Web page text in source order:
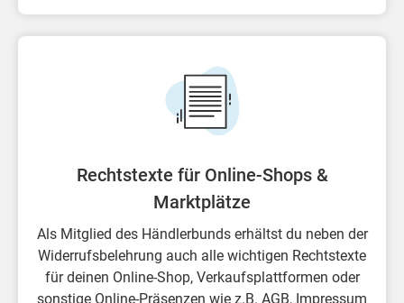
Rechtstexte für Online-Shops &
Marktplätze
Als Mitglied des Händlerbunds erhältst du neben der
Widerrufsbelehrung auch alle wichtigen Rechtstexte
für deinen Online-Shop, Verkaufsplattformen oder
sonstige Online-Präsenzen wie z.B. AGB, Impressum